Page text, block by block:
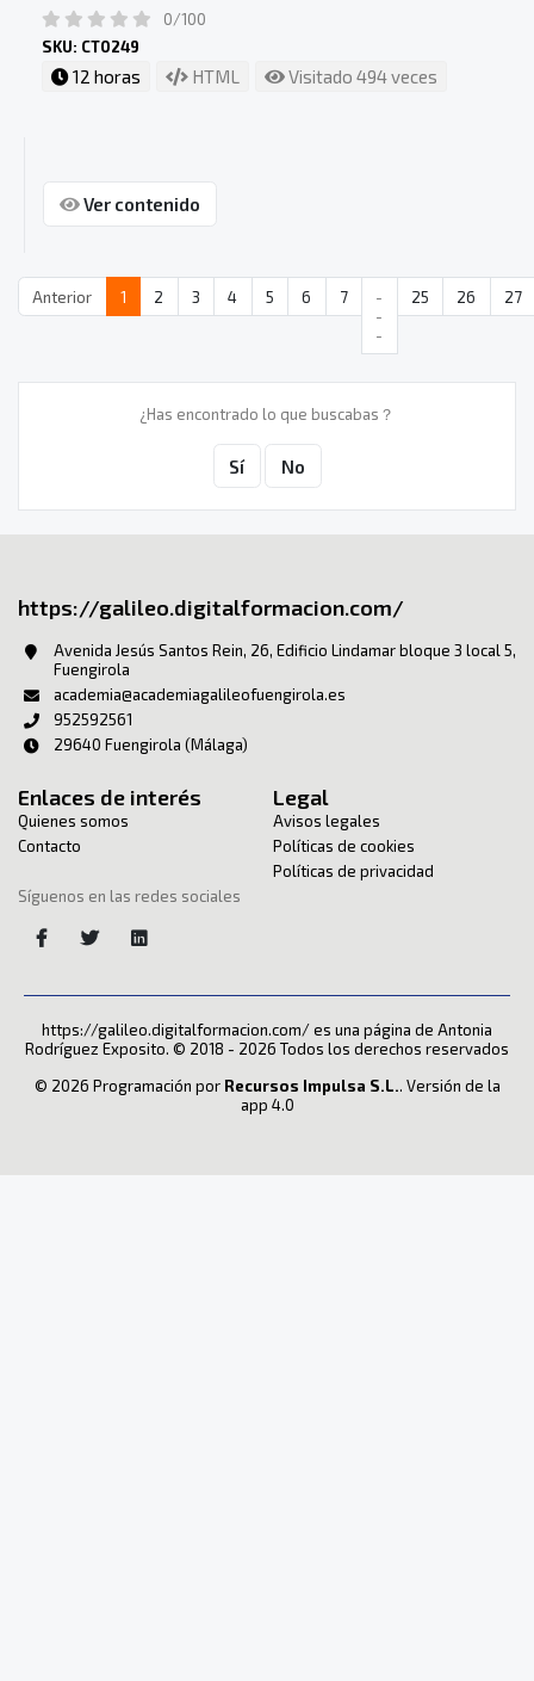
0/100
SKU: CT0249
12 horas HTML Visitado 494 veces
Ver contenido
Anterior 1 2 3 4 5 6 7
-
-
-
25 26 27
¿Has encontrado lo que buscabas？
Sí No
https://galileo.digitalformacion.com/
Avenida Jesús Santos Rein, 26, Edificio Lindamar bloque 3 local 5,
Fuengirola
academia@academiagalileofuengirola.es
952592561
29640 Fuengirola (Málaga)
Enlaces de interés
Quienes somos
Contacto
Legal
Avisos legales
Políticas de cookies
Políticas de privacidad
Síguenos en las redes sociales
https://galileo.digitalformacion.com/ es una página de Antonia
Rodríguez Exposito. © 2018 - 2026 Todos los derechos reservados
© 2026 Programación por Recursos Impulsa S.L.. Versión de la
app 4.0